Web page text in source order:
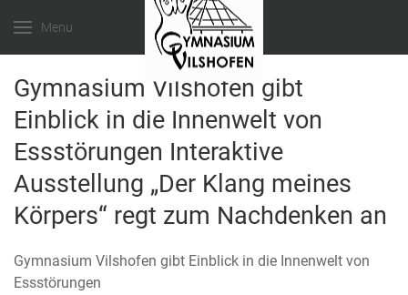
Menu
Gymnasium Vilshofen gibt
Einblick in die Innenwelt von
Essstörungen Interaktive
Ausstellung „Der Klang meines
Körpers“ regt zum Nachdenken an
Gymnasium Vilshofen gibt Einblick in die Innenwelt von
Essstörungen